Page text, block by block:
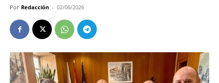
Por Redacción - 02/06/2026